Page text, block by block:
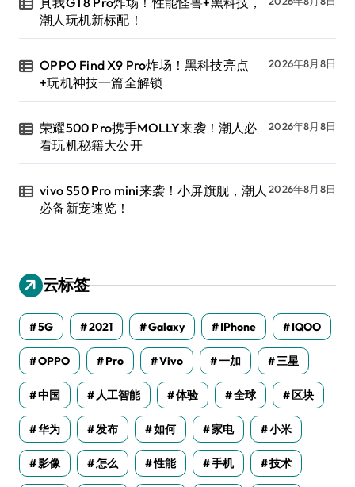
潮人玩机新标配！
OPPO Find X9 Pro炸场！黑科技亮点
+玩机神技一篇全解锁
2026年8月8日
荣耀500 Pro携手MOLLY来袭！潮人必
看玩机秘籍大公开
2026年8月8日
vivo S50 Pro mini来袭！小屏旗舰，潮人
必备新宠速览！
2026年8月8日
云标签
5G 2021 Galaxy IPhone IQOO
OPPO Pro Vivo 一加 三星
中国 人工智能 体验 全球 区块
华为 发布 如何 家电 小米
影像 怎么 性能 手机 技术